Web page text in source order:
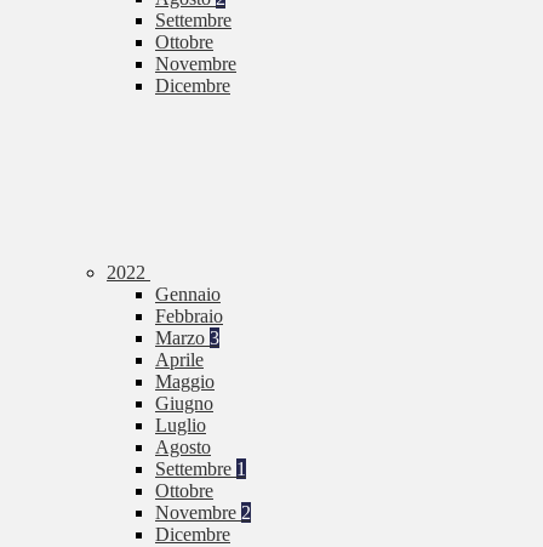
Settembre
Ottobre
Novembre
Dicembre
2022
Gennaio
Febbraio
Marzo 3
Aprile
Maggio
Giugno
Luglio
Agosto
Settembre 1
Ottobre
Novembre 2
Dicembre